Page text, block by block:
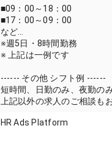
■09：00～18：00
■17：00～09：00
など…
※週5日・8時間勤務
※ 上記は一例です
------ その他 シフト例 ------
短時間、日勤のみ、夜勤の
上記以外の求人のご相談も
HR Ads Platform